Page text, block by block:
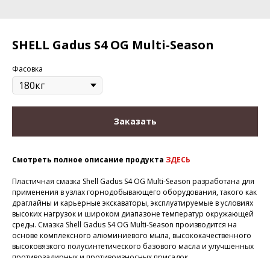
SHELL Gadus S4 OG Multi-Season
Фасовка
Заказать
Смотреть полное описание продукта ЗДЕСЬ
Пластичная смазка Shell Gadus S4 OG Multi-Season разработана для
применения в узлах горнодобывающего оборудования, такого как
драглайны и карьерные экскаваторы, эксплуатируемые в условиях
высоких нагрузок и широком диапазоне температур окружающей
среды. Смазка Shell Gadus S4 OG Multi-Season производится на
основе комплексного алюминиевого мыла, высококачественного
высоковязкого полусинтетического базового масла и улучшенных